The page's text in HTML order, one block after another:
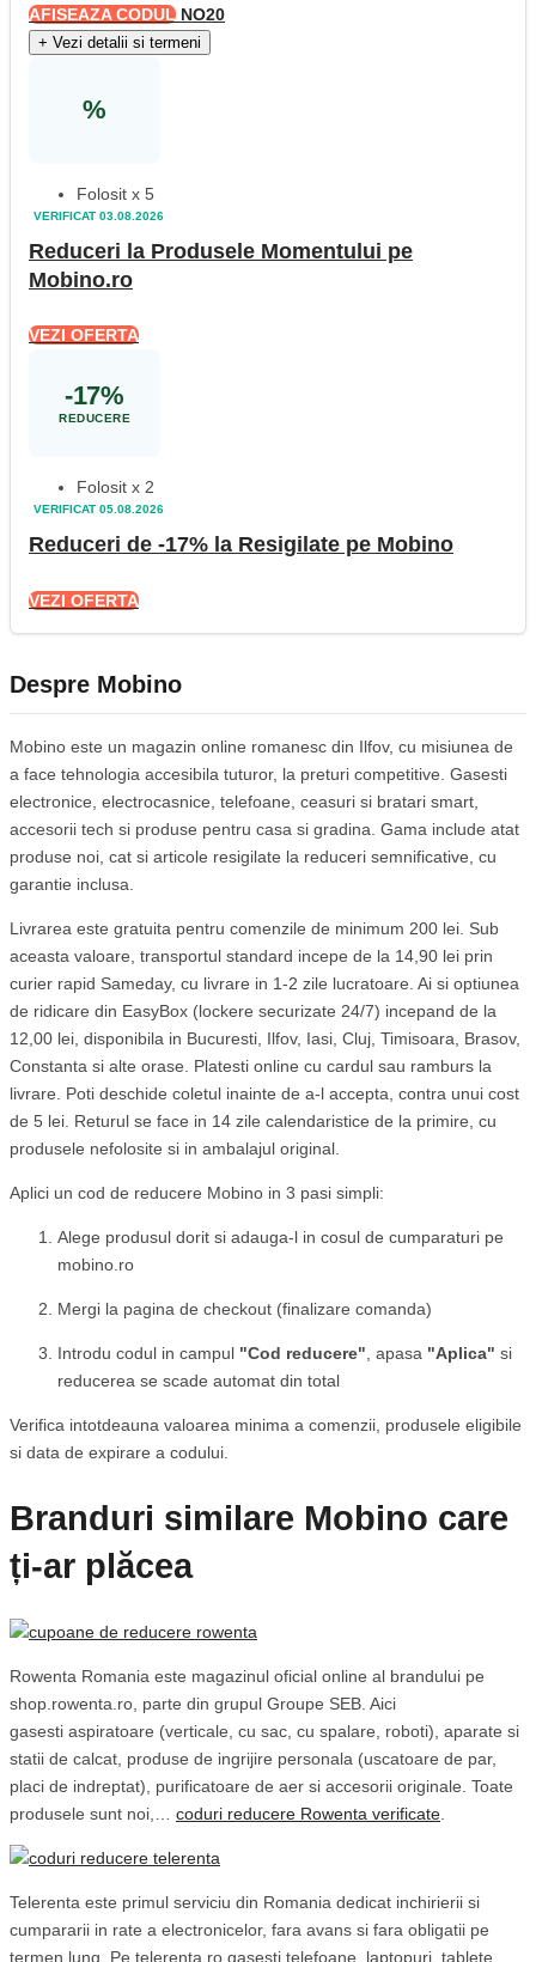
AFISEAZA CODUL NO20
+ Vezi detalii si termeni
%
VERIFICAT 03.08.2026
Folosit x 5
Reduceri la Produsele Momentului pe
Mobino.ro
VEZI OFERTA
-17%
REDUCERE
VERIFICAT 05.08.2026
Folosit x 2
Reduceri de -17% la Resigilate pe Mobino
VEZI OFERTA
Despre Mobino
Mobino este un magazin online romanesc din Ilfov, cu misiunea de
a face tehnologia accesibila tuturor, la preturi competitive. Gasesti
electronice, electrocasnice, telefoane, ceasuri si bratari smart,
accesorii tech si produse pentru casa si gradina. Gama include atat
produse noi, cat si articole resigilate la reduceri semnificative, cu
garantie inclusa.
Livrarea este gratuita pentru comenzile de minimum 200 lei. Sub
aceasta valoare, transportul standard incepe de la 14,90 lei prin
curier rapid Sameday, cu livrare in 1-2 zile lucratoare. Ai si optiunea
de ridicare din EasyBox (lockere securizate 24/7) incepand de la
12,00 lei, disponibila in Bucuresti, Ilfov, Iasi, Cluj, Timisoara, Brasov,
Constanta si alte orase. Platesti online cu cardul sau ramburs la
livrare. Poti deschide coletul inainte de a-l accepta, contra unui cost
de 5 lei. Returul se face in 14 zile calendaristice de la primire, cu
produsele nefolosite si in ambalajul original.
Aplici un cod de reducere Mobino in 3 pasi simpli:
Alege produsul dorit si adauga-l in cosul de cumparaturi pe
mobino.ro
Mergi la pagina de checkout (finalizare comanda)
Introdu codul in campul "Cod reducere" , apasa "Aplica" si
reducerea se scade automat din total
Verifica intotdeauna valoarea minima a comenzii, produsele eligibile
si data de expirare a codului.
Branduri similare Mobino care
ți-ar plăcea
Rowenta Romania este magazinul oficial online al brandului pe
shop.rowenta.ro, parte din grupul Groupe SEB. Aici
gasesti aspiratoare (verticale, cu sac, cu spalare, roboti), aparate si
statii de calcat, produse de ingrijire personala (uscatoare de par,
placi de indreptat), purificatoare de aer si accesorii originale. Toate
produsele sunt noi,… coduri reducere Rowenta verificate.
Telerenta este primul serviciu din Romania dedicat inchirierii si
cumpararii in rate a electronicelor, fara avans si fara obligatii pe
termen lung. Pe telerenta.ro gasesti telefoane, laptopuri, tablete,